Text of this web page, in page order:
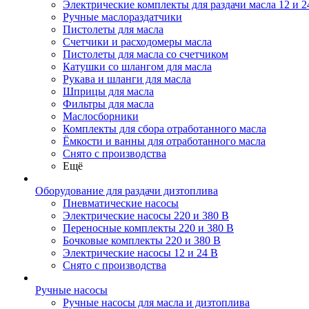
Электрические комплекты для раздачи масла 12 и
Ручные маслораздатчики
Пистолеты для масла
Счетчики и расходомеры масла
Пистолеты для масла со счетчиком
Катушки со шлангом для масла
Рукава и шланги для масла
Шприцы для масла
Фильтры для масла
Маслосборники
Комплекты для сбора отработанного масла
Ёмкости и ванны для отработанного масла
Снято с производства
Ещё
Оборудование для раздачи дизтоплива
Пневматические насосы
Электрические насосы 220 и 380 В
Переносные комплекты 220 и 380 В
Бочковые комплекты 220 и 380 В
Электрические насосы 12 и 24 В
Снято с производства
Ручные насосы
Ручные насосы для масла и дизтоплива